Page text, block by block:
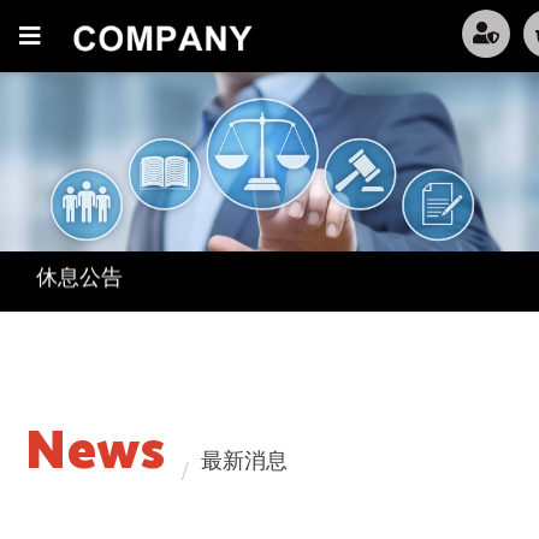
防疫政策
休息公告
防疫政策
News 最新消息